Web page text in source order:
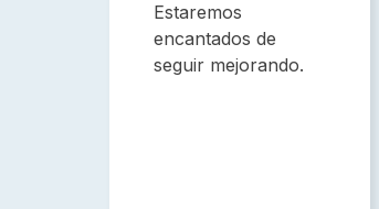
Estaremos
encantados de
seguir mejorando.